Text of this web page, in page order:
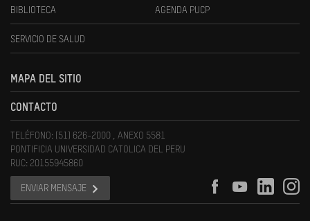
BIBLIOTECA AGENDA PUCP
SERVICIO DE SALUD
MAPA DEL SITIO
CONTACTO
TELÉFONO: (51) 626-2000 , ANEXO 5581
PONTIFICIA UNIVERSIDAD CATOLICA DEL PERU
RUC: 20155945860
ENVIAR MENSAJE